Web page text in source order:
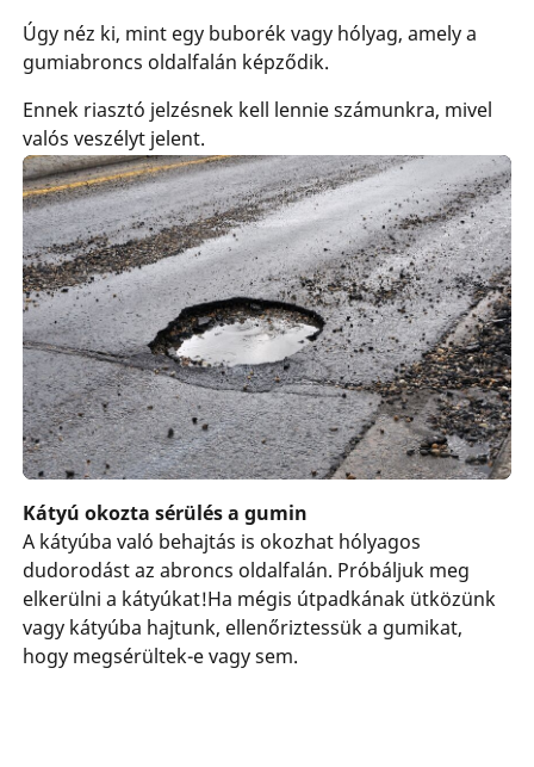
Úgy néz ki, mint egy buborék vagy hólyag, amely a
gumiabroncs oldalfalán képződik.
Ennek riasztó jelzésnek kell lennie számunkra, mivel
valós veszélyt jelent.
Kátyú okozta sérülés a gumin
A kátyúba való behajtás is okozhat hólyagos
dudorodást az abroncs oldalfalán. Próbáljuk meg
elkerülni a kátyúkat!Ha mégis útpadkának ütközünk
vagy kátyúba hajtunk, ellenőriztessük a gumikat,
hogy megsérültek-e vagy sem.